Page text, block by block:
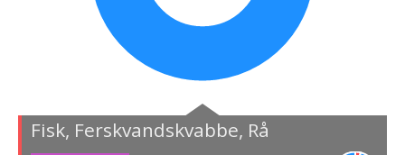
Fisk, Ferskvandskvabbe, Rå